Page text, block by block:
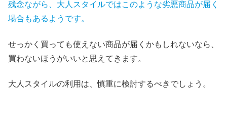
残念ながら、大人スタイルではこのような劣悪商品が届く
場合もあるようです。
せっかく買っても使えない商品が届くかもしれないなら、
買わないほうがいいと思えてきます。
大人スタイルの利用は、慎重に検討するべきでしょう。